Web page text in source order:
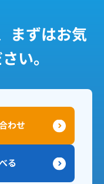
まずはお気
い。
わせ
る